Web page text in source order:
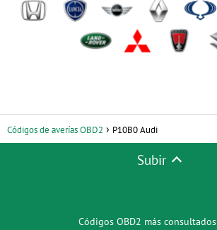
Códigos de averías OBD2 P10B0 Audi
Subir
Códigos OBD2 más consultados